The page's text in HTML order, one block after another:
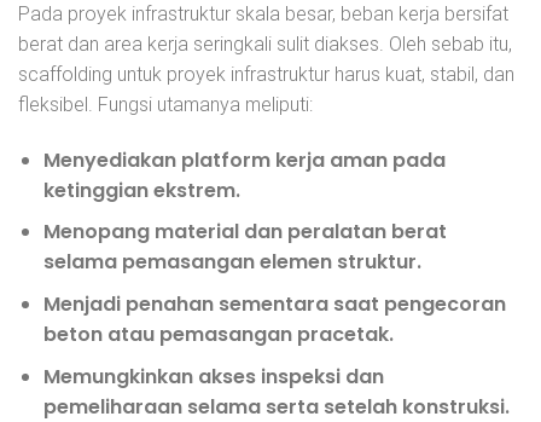
Pada proyek infrastruktur skala besar, beban kerja bersifat
berat dan area kerja seringkali sulit diakses. Oleh sebab itu,
scaffolding untuk proyek infrastruktur harus kuat, stabil, dan
fleksibel. Fungsi utamanya meliputi:
Menyediakan platform kerja aman pada
ketinggian ekstrem.
Menopang material dan peralatan berat
selama pemasangan elemen struktur.
Menjadi penahan sementara saat pengecoran
beton atau pemasangan pracetak.
Memungkinkan akses inspeksi dan
pemeliharaan selama serta setelah konstruksi.